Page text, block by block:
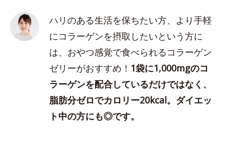
ハリのある生活を保ちたい方、より手軽
にコラーゲンを摂取したいという方に
は、おやつ感覚で食べられるコラーゲン
ゼリーがおすすめ！ 1袋に1,000mgのコ
ラーゲンを配合しているだけではなく、
脂肪分ゼロでカロリー20kcal。ダイエッ
ト中の方にも◎です。